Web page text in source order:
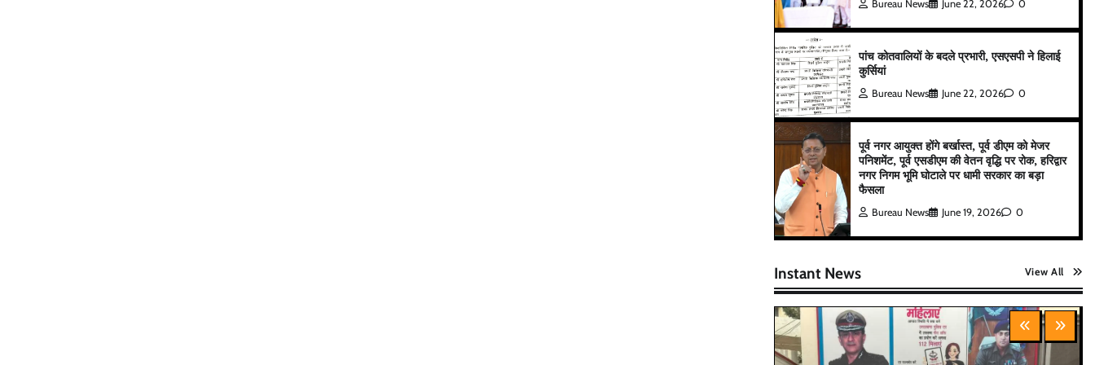
Bureau News June 22, 2026 0
पांच कोतवालियों के बदले प्रभारी, एसएसपी ने हिलाई
कुर्सियां
Bureau News June 22, 2026 0
पूर्व नगर आयुक्त होंगे बर्खास्त, पूर्व डीएम को मेजर
पनिशमेंट, पूर्व एसडीएम की वेतन वृद्धि पर रोक, हरिद्वार
नगर निगम भूमि घोटाले पर धामी सरकार का बड़ा
फैसला
Bureau News June 19, 2026 0
Instant News View All